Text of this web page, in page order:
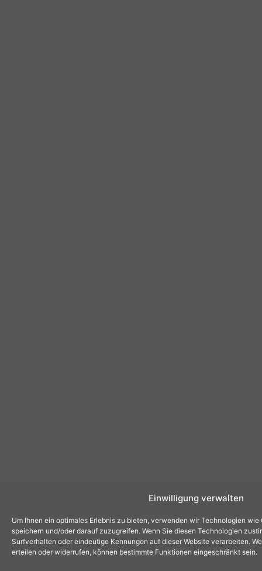
Einwilligung verwalten
Um Ihnen ein optimales Erlebnis zu bieten, verwenden wir Technologien
speichern und/oder darauf zuzugreifen. Wenn Sie diesen Technologien
Surfverhalten oder eindeutige Kennungen auf dieser Website verarbeiten.
erteilen oder widerrufen, können bestimmte Funktionen eingeschränkt sein.